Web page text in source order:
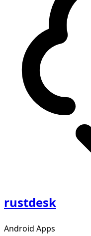
rustdesk
Android Apps